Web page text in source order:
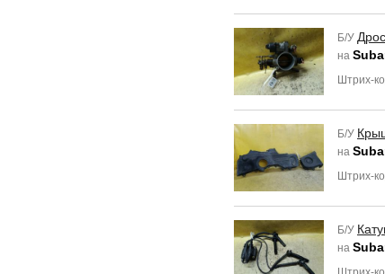
Б/У
на
Штрих-
Б/У
на
Штрих-
Б/У
на